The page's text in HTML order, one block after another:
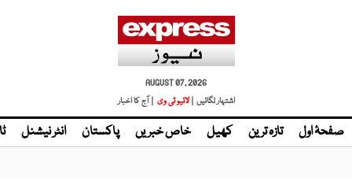
AUGUST 07, 2026
اشتہار لگائیں | لائیو ٹی وی | آج کا اخبار
صفحۂ اول تازہ ترین کھیل خاص خبریں پاکستان انٹر نیشنل